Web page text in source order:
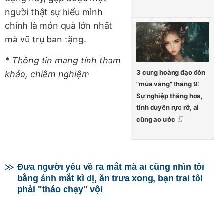
3 cung hoàng đạo đón
"mùa vàng" tháng 9:
Sự nghiệp thăng hoa,
tình duyên rực rỡ, ai
cũng ao ước
người thật sự hiểu mình
chính là món quà lớn nhất
mà vũ trụ ban tặng.
* Thông tin mang tính tham
khảo, chiêm nghiệm
Đưa người yêu về ra mắt mà ai cũng nhìn tôi
bằng ánh mắt kì dị, ăn trưa xong, bạn trai tôi
phải "tháo chạy" vội